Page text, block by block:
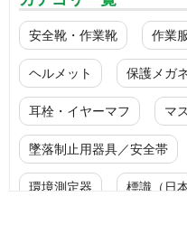
安全靴・作業靴 作業
ヘルメット 保護メガ
耳栓・イヤーマフ マ
墜落制止用器具／安全帯
環境測定器 標識（日